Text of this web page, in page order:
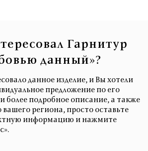
Гарнитур
данный»?
данное изделие, и Вы хотели
предложение по его
более подробное описание, а также
вашего региона, просто оставьте
информацию и нажмите